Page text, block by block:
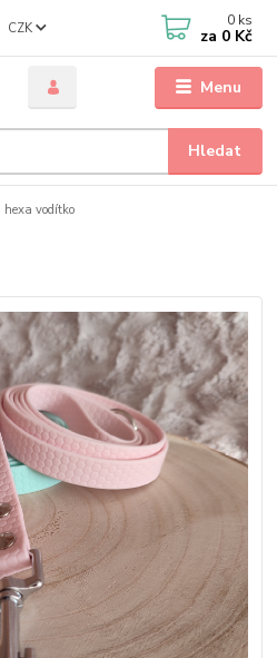
Menu
CZK
Hledat
0 ks
za 0 Kč
hexa vodítko